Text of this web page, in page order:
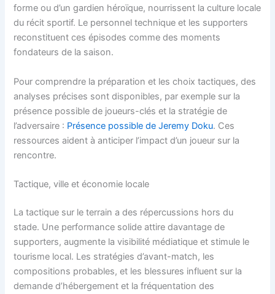
forme ou d’un gardien héroïque, nourrissent la culture locale
du récit sportif. Le personnel technique et les supporters
reconstituent ces épisodes comme des moments
fondateurs de la saison.
Pour comprendre la préparation et les choix tactiques, des
analyses précises sont disponibles, par exemple sur la
présence possible de joueurs-clés et la stratégie de
l’adversaire : Présence possible de Jeremy Doku. Ces
ressources aident à anticiper l’impact d’un joueur sur la
rencontre.
Tactique, ville et économie locale
La tactique sur le terrain a des répercussions hors du
stade. Une performance solide attire davantage de
supporters, augmente la visibilité médiatique et stimule le
tourisme local. Les stratégies d’avant-match, les
compositions probables, et les blessures influent sur la
demande d’hébergement et la fréquentation des